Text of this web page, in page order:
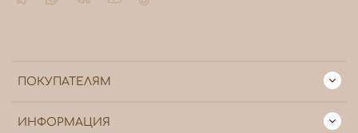
ПОКУПАТЕЛЯМ
ИНФОРМАЦИЯ